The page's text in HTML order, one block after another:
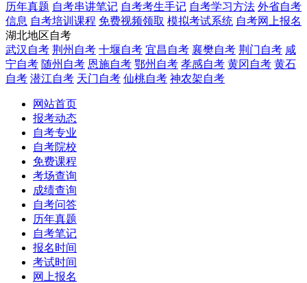
历年真题 自考串讲笔记 自考考生手记 自考学习方法 外省自考
信息 自考培训课程 免费视频领取 模拟考试系统 自考网上报名
湖北地区自考
武汉自考 荆州自考 十堰自考 宜昌自考 襄樊自考 荆门自考 咸
宁自考 随州自考 恩施自考 鄂州自考 孝感自考 黄冈自考 黄石
自考 潜江自考 天门自考 仙桃自考 神农架自考
网站首页
报考动态
自考专业
自考院校
免费课程
考场查询
成绩查询
自考问答
历年真题
自考笔记
报名时间
考试时间
网上报名